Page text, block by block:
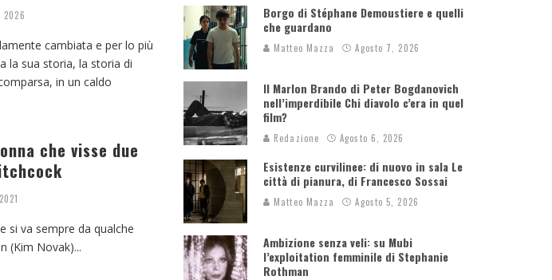
2026
cambiata e per lo più
la sua storia, la storia di
in un caldo
che visse due
si va sempre da qualche
(Kim Novak)...
Borgo di Stéphane Demoustiere e quelli
che guardano
Matteo Mazza Agosto 7, 2026
Il Marlon Brando di Peter Bogdanovich
nell’imperdibile Chi diavolo c’era in quel
film?
Redazione Agosto 6, 2026
Esistenze curvilinee: di nuovo in sala Le
città di pianura, di Francesco Sossai
Matteo Mazza Agosto 5, 2026
Ambizione senza veli: su Mubi
l’exploitation femminile di Stephanie
Rothman